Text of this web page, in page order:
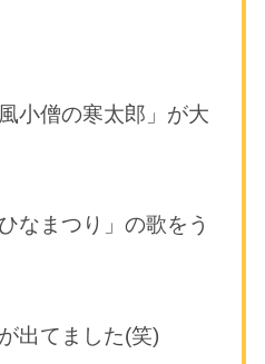
小僧の寒太郎」が大
なまつり」の歌をう
出てました(笑)